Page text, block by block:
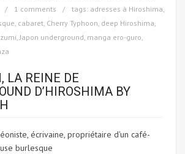
1 comments tags: adresses à Hiroshima
cabaret Cherry Typhoon deep Hiroshima
Japon underground manga ero-guro
LA REINE DE
D’HIROSHIMA BY
écrivaine, propriétaire d'un café-
burlesque